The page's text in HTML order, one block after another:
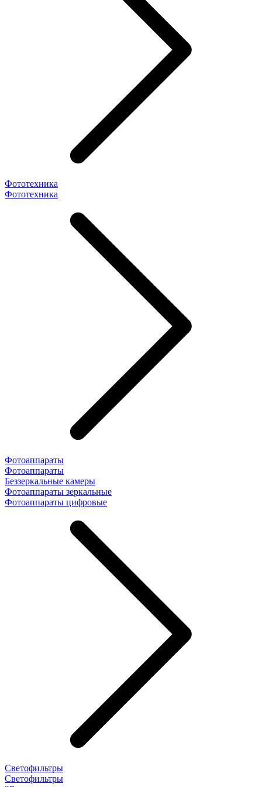
Фототехника
Фототехника
Фотоаппараты
Фотоаппараты
Беззеркальные камеры
Фотоаппараты зеркальные
Фотоаппараты цифровые
Светофильтры
Светофильтры